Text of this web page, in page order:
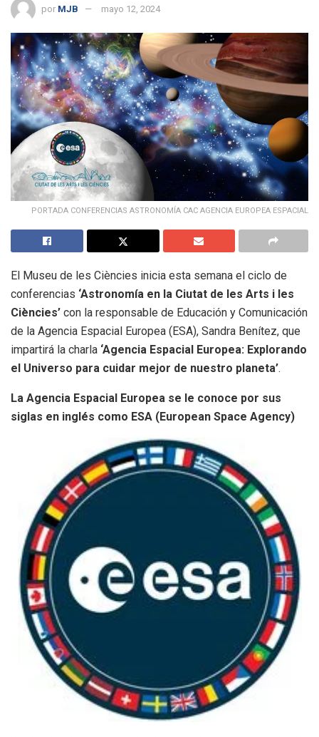
por MJB mayo 12, 2024
PORTADA CONFERENCIAS ASTRONOMÍA CAC AGENCIA EUROPEA ESPACIAL
El Museu de les Ciències inicia esta semana el ciclo de
conferencias ‘Astronomía en la Ciutat de les Arts i les
Ciències’ con la responsable de Educación y Comunicación
de la Agencia Espacial Europea (ESA), Sandra Benítez, que
impartirá la charla ‘Agencia Espacial Europea: Explorando
el Universo para cuidar mejor de nuestro planeta’.
La Agencia Espacial Europea se le conoce por sus
siglas en inglés como ESA (European Space Agency)